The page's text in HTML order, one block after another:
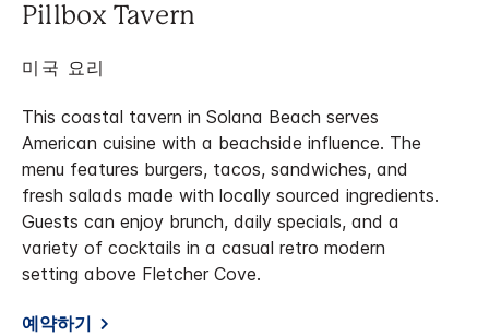
Pillbox Tavern
미국 요리
This coastal tavern in Solana Beach serves
American cuisine with a beachside influence. The
menu features burgers, tacos, sandwiches, and
fresh salads made with locally sourced ingredients.
Guests can enjoy brunch, daily specials, and a
variety of cocktails in a casual retro modern
setting above Fletcher Cove.
예약하기